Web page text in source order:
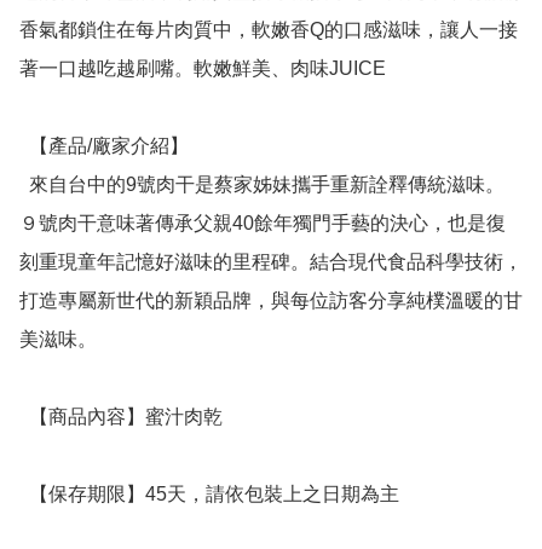
香氣都鎖住在每片肉質中，軟嫩香Q的口感滋味，讓人一接
著一口越吃越刷嘴。軟嫩鮮美、肉味JUICE
９號肉干意味著傳承父親40餘年獨門手藝的決心，也是復
刻重現童年記憶好滋味的里程碑。結合現代食品科學技術，
打造專屬新世代的新穎品牌，與每位訪客分享純樸溫暖的甘
美滋味。